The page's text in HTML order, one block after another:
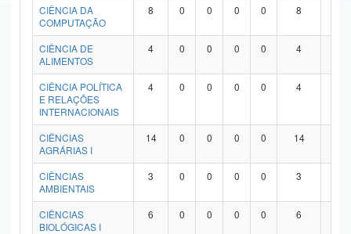
Banco Central do Brasil
CIÊNCIA DA
COMPUTAÇÃO
8 0 0 0 0 8
CIÊNCIA DE
ALIMENTOS
4 0 0 0 0 4
CIÊNCIA POLÍTICA
E RELAÇÕES
INTERNACIONAIS
4 0 0 0 0 4
CIÊNCIAS
AGRÁRIAS I
14 0 0 0 0 14
CIÊNCIAS
AMBIENTAIS
3 0 0 0 0 3
CIÊNCIAS
BIOLÓGICAS I
6 0 0 0 0 6